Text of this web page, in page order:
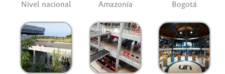
Nivel nacional Amazonía Bogotá